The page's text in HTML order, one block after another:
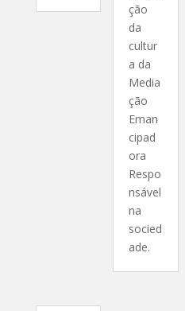
ção
da
cultur
a da
Media
ção
Eman
cipad
ora
Respo
nsável
na
socied
ade.